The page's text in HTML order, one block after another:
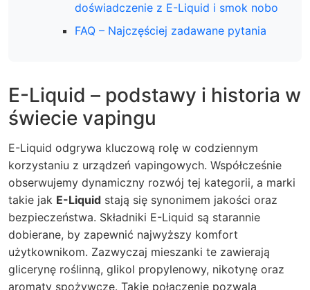
doświadczenie z E-Liquid i smok nobo
FAQ – Najczęściej zadawane pytania
E-Liquid – podstawy i historia w
świecie vapingu
E-Liquid odgrywa kluczową rolę w codziennym
korzystaniu z urządzeń vapingowych. Współcześnie
obserwujemy dynamiczny rozwój tej kategorii, a marki
takie jak E-Liquid stają się synonimem jakości oraz
bezpieczeństwa. Składniki E-Liquid są starannie
dobierane, by zapewnić najwyższy komfort
użytkownikom. Zazwyczaj mieszanki te zawierają
glicerynę roślinną, glikol propylenowy, nikotynę oraz
aromaty spożywcze. Takie połączenie pozwala